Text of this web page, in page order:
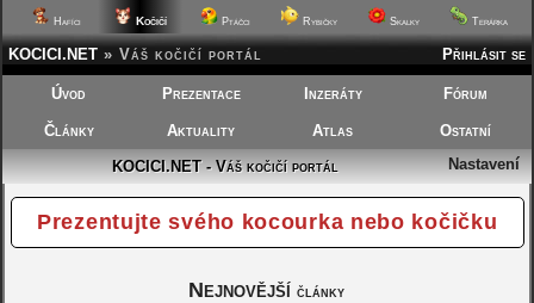
Hafíci Kočičí Ptáčci Rybičky Skalky Terárka
Přihlásit se
KOCICI.NET » Váš kočičí portál
Úvod Prezentace Inzeráty Fórum
Články Aktuality Atlas
Ostatní
Nastavení
KOCICI.NET - Váš kočičí portál
Prezentujte svého kocourka nebo kočičku
Nejnovějšíčlánky